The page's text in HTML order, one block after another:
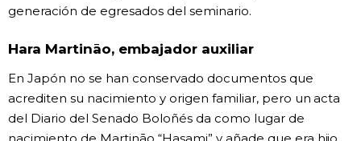
generación de egresados del seminario.
Hara Martināo, embajador auxiliar
En Japón no se han conservado documentos que
acrediten su nacimiento y origen familiar, pero un acta
del Diario del Senado Boloñés da como lugar de